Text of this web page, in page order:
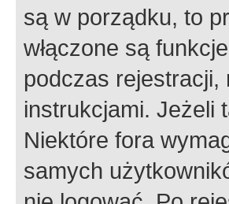
są w porządku, to
włączone są
podczas
instrukcjami. Jeżeli
Niektóre fora
samych